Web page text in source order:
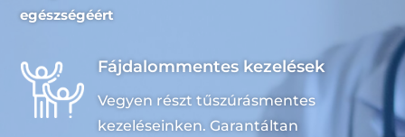
egészségéért
Fájdalommentes kezelések
Vegyen részt tűszúrásmentes
kezeléseinken. Garantáltan